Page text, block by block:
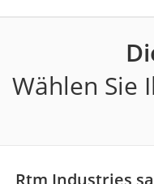
Wählen Sie
Rtm Industries